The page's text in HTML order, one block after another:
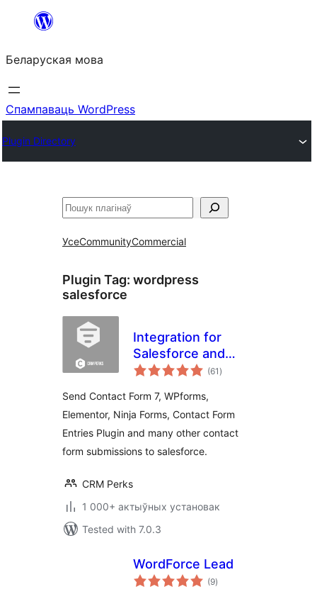
Перайсці
змесціва
Беларуская мова
Спампаваць WordPress
Plugin Directory
Пошук
УсеCommunityCommercial
Plugin Tag: wordpress
salesforce
Integration for
Salesforce and
Contact Form 7,
Elementor,
Formidable, Ninja
Forms
(61 total
ratings
)
Send Contact Form 7, WPforms,
Elementor, Ninja Forms, Contact Form
Entries Plugin and many other contact
form submissions to salesforce.
CRM Perks
1 000+ актыўных установак
Tested with 7.0.3
WordForce Lead
(9total
ratings
)